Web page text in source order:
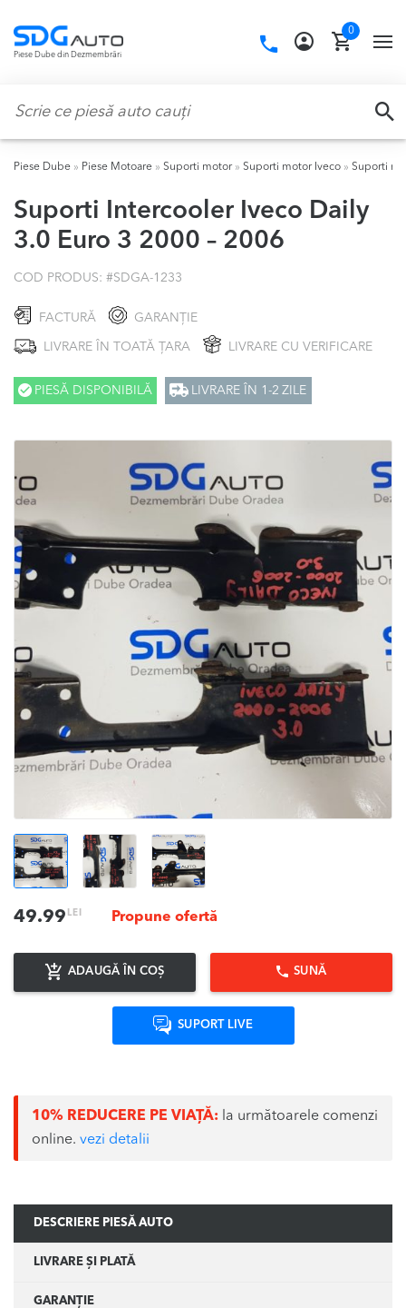
navigation
content
Piese Dube din Dezmembrări
Call
0
Piese Dube » Piese Motoare » Suporti motor» Suporti motor Iveco » Suporti
Suporti Intercooler Iveco Daily
3.0 Euro 3 2000 – 2006
COD PRODUS: #SDGA-1233
FACTURĂ GARANȚIE
LIVRARE ÎN TOATĂ ȚARA LIVRARE CU VERIFICARE
PIESĂ DISPONIBILĂ LIVRARE ÎN 1-2 ZILE
49.99 LEI Propune ofertă
ADAUGĂ ÎN COȘ SUNĂ
SUPORT LIVE
10% REDUCERE PE VIAȚĂ: la următoarele comenzi
online. vezi detalii
DESCRIERE PIESĂ AUTO
LIVRARE ȘI PLATĂ
GARANȚIE